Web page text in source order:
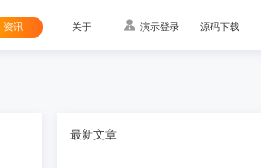
资讯 关于 演示登录 源码下载
最新文章